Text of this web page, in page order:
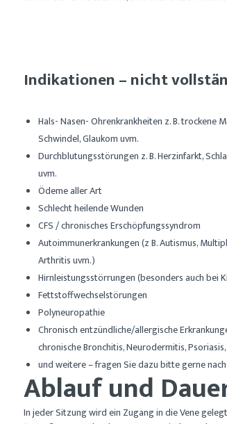
Indikationen – nicht
Hals- Nasen- Ohrenkrankheiten z. B. trockene
Schwindel, Glaukom uvm.
Durchblutungsstörungen z. B. Herzinfarkt,
uvm.
Ödeme aller Art
Schlecht heilende Wunden
CFS / chronisches Erschöpfungssyndrom
Autoimmunerkrankungen (z B. Autismus,
Arthritis uvm.)
Hirnleistungsstörrungen (besonders auch bei
Fettstoffwechselstörungen
Polyneuropathie
Chronisch entzündliche/allergische
chronische Bronchitis, Neurodermitis,
und weitere – fragen Sie dazu bitte gerne nach
Ablauf und
In jeder Sitzung wird ein Zugang in die Vene